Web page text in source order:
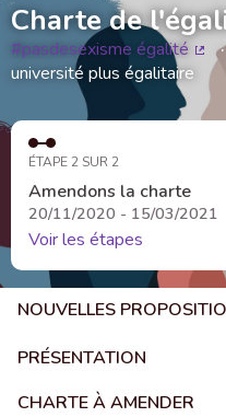
Charte de
#pasdesexisme égalité
université plus égalitaire
ÉTAPE 2 SUR 2
Amendons la charte
20/11/2020 - 15/03/2021
Voir les étapes
NOUVELLES
PRÉSENTATION
CHARTE À AMENDER